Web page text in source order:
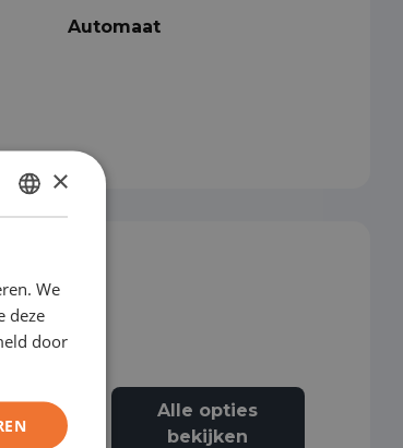
Automaat
Alle opties
bekijken
DUTCH
GERMAN
×
We
deze
door